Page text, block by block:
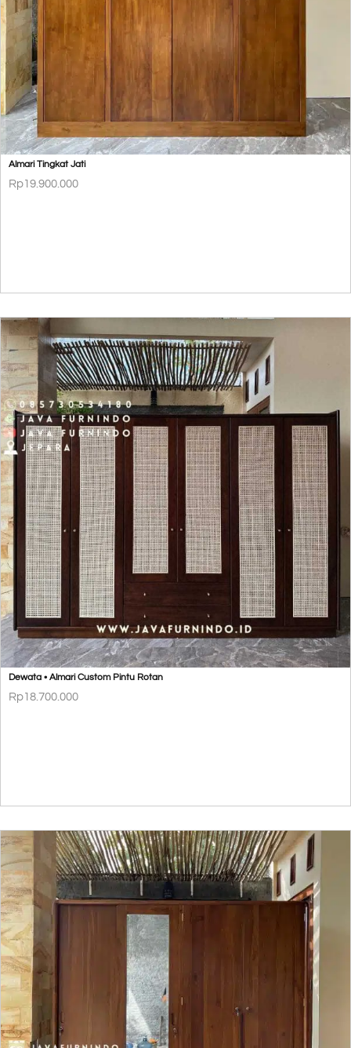
Almari Tingkat Jati
Rp19.900.000
Dewata • Almari Custom Pintu Rotan
Rp18.700.000